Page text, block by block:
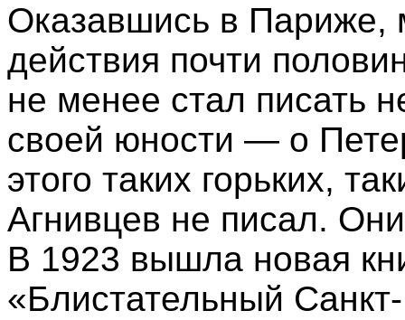
Оказавшись в Париже,
действия почти
не менее стал писать
своей юности — о
этого таких горьких,
Агнивцев не писал.
В 1923 вышла новая
«Блистательный